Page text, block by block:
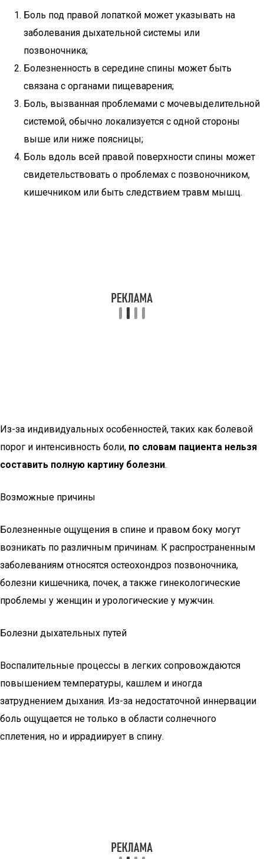
Боль под правой лопаткой может указывать на
заболевания дыхательной системы или
позвоночника;
Болезненность в середине спины может быть
связана с органами пищеварения;
Боль, вызванная проблемами с мочевыделительной
системой, обычно локализуется с одной стороны
выше или ниже поясницы;
Боль вдоль всей правой поверхности спины может
свидетельствовать о проблемах с позвоночником,
кишечником или быть следствием травм мышц.
Из-за индивидуальных особенностей, таких как болевой
порог и интенсивность боли, по словам пациента нельзя
составить полную картину болезни.
Возможные причины
Болезненные ощущения в спине и правом боку могут
возникать по различным причинам. К распространенным
заболеваниям относятся остеохондроз позвоночника,
болезни кишечника, почек, а также гинекологические
проблемы у женщин и урологические у мужчин.
Болезни дыхательных путей
Воспалительные процессы в легких сопровождаются
повышением температуры, кашлем и иногда
затруднением дыхания. Из-за недостаточной иннервации
боль ощущается не только в области солнечного
сплетения, но и иррадиирует в спину.